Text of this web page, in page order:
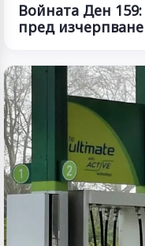
Войната Ден
пред изчерпване